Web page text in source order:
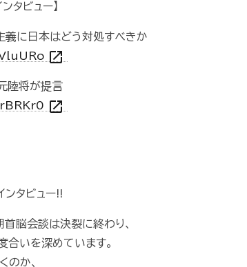
タビュー】
に日本はどう対処すべきか
open_in_new
陸将が提言
open_in_new
ンタビュー!!
脳会談は決裂に終わり、
合いを深めています。
か、